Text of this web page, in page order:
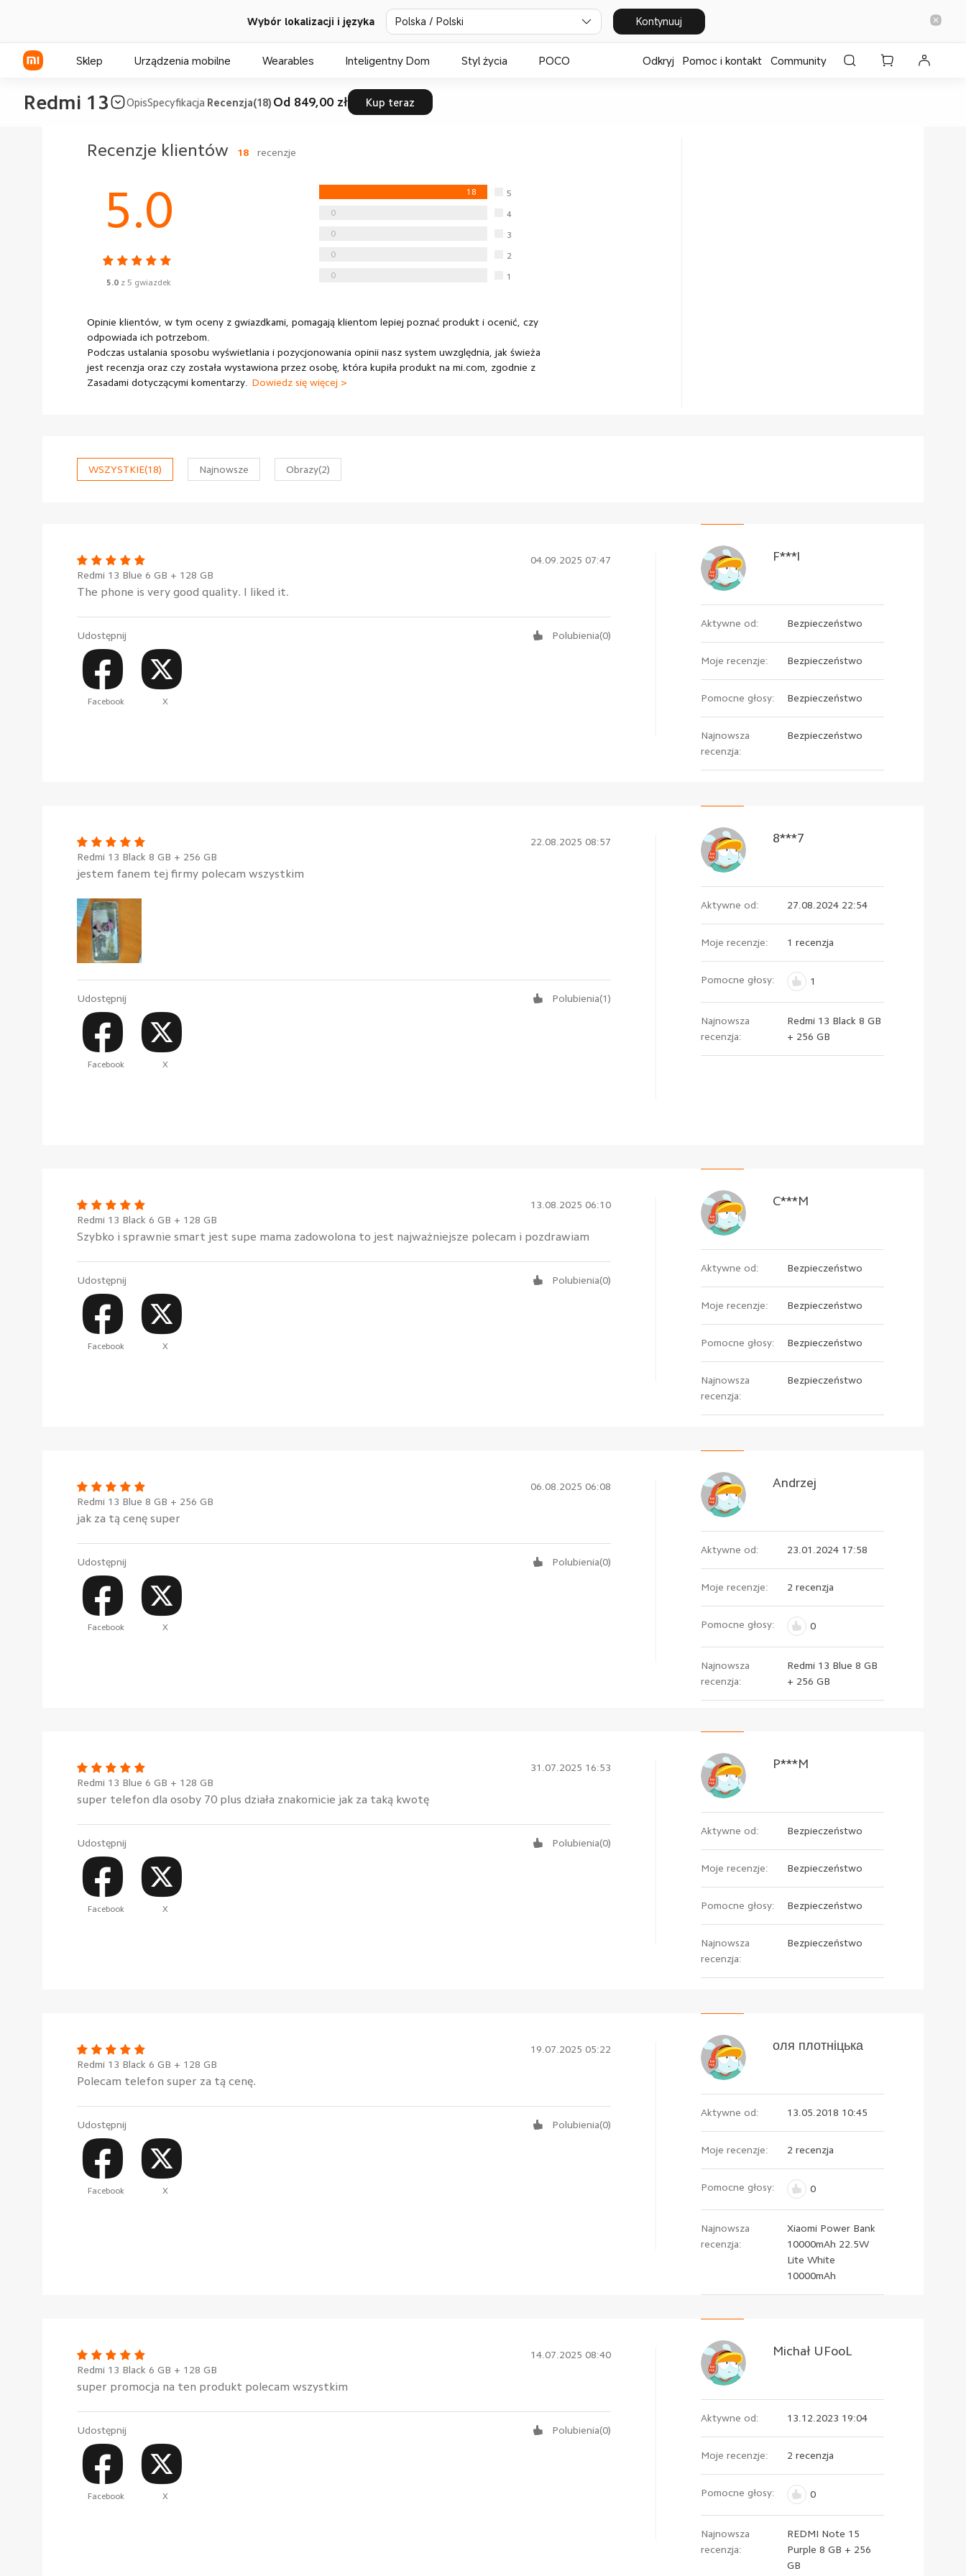
Wybór lokalizacji i języka Polska / Polski Kontynuuj
Sklep Urządzenia mobilne Wearables Inteligentny Dom Styl życia POCO Odkryj Pomoc i kontakt Community
Redmi 13 OpisSpecyfikacja Recenzja(18) Od 849,00 zł Kup teraz
Recenzje klientów 18 recenzje
5.0
5.0 z 5 gwiazdek
18
5
0
4
0
3
0
2
0
1
Opinie klientów, w tym oceny z gwiazdkami, pomagają klientom lepiej poznać produkt i ocenić, czy
odpowiada ich potrzebom.
Podczas ustalania sposobu wyświetlania i pozycjonowania opinii nasz system uwzględnia, jak świeża
jest recenzja oraz czy została wystawiona przez osobę, która kupiła produkt na mi.com, zgodnie z
Zasadami dotyczącymi komentarzy.
Dowiedz się więcej >
WSZYSTKIE(18) Najnowsze Obrazy(2)
04.09.2025 07:47
Redmi 13 Blue 6 GB + 128 GB
The phone is very good quality. I liked it.
Udostępnij
Facebook X
Polubienia(0)
F***l
Aktywne od: Bezpieczeństwo
Moje recenzje: Bezpieczeństwo
Pomocne głosy: Bezpieczeństwo
Najnowsza
recenzja:
Bezpieczeństwo
22.08.2025 08:57
Redmi 13 Black 8 GB + 256 GB
jestem fanem tej firmy polecam wszystkim
Udostępnij
Facebook X
Polubienia(1 )
8***7
Aktywne od: 27.08.2024 22:54
Moje recenzje: 1 recenzja
Pomocne głosy: 1
Najnowsza
recenzja:
Redmi 13 Black 8 GB
+ 256 GB
13.08.2025 06:10
Redmi 13 Black 6 GB + 128 GB
Szybko i sprawnie smart jest supe mama zadowolona to jest najważniejsze polecam i pozdrawiam
Udostępnij
Facebook X
Polubienia(0)
C***M
Aktywne od: Bezpieczeństwo
Moje recenzje: Bezpieczeństwo
Pomocne głosy: Bezpieczeństwo
Najnowsza
recenzja:
Bezpieczeństwo
06.08.2025 06:08
Redmi 13 Blue 8 GB + 256 GB
jak za tą cenę super
Udostępnij
Facebook X
Polubienia(0)
Andrzej
Aktywne od: 23.01.2024 17:58
Moje recenzje: 2 recenzja
Pomocne głosy: 0
Najnowsza
recenzja:
Redmi 13 Blue 8 GB
+ 256 GB
31.07.2025 16:53
Redmi 13 Blue 6 GB + 128 GB
super telefon dla osoby 70 plus działa znakomicie jak za taką kwotę
Udostępnij
Facebook X
Polubienia(0)
P***M
Aktywne od: Bezpieczeństwo
Moje recenzje: Bezpieczeństwo
Pomocne głosy: Bezpieczeństwo
Najnowsza
recenzja:
Bezpieczeństwo
19.07.2025 05:22
Redmi 13 Black 6 GB + 128 GB
Polecam telefon super za tą cenę.
Udostępnij
Facebook X
Polubienia(0)
оля плотніцька
Aktywne od: 13.05.2018 10:45
Moje recenzje: 2 recenzja
Pomocne głosy: 0
Najnowsza
recenzja:
Xiaomi Power Bank
10000mAh 22.5W
Lite White
10000mAh
14.07.2025 08:40
Redmi 13 Black 6 GB + 128 GB
super promocja na ten produkt polecam wszystkim
Udostępnij
Facebook X
Polubienia(0)
Michał UFooL
Aktywne od: 13.12.2023 19:04
Moje recenzje: 2 recenzja
Pomocne głosy: 0
Najnowsza
recenzja:
REDMI Note 15
Purple 8 GB + 256
GB